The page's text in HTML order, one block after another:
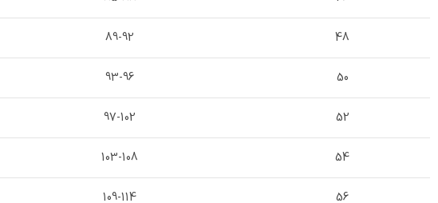
48
89-92
50
93-96
52
97-102
54
103-108
56
109-114